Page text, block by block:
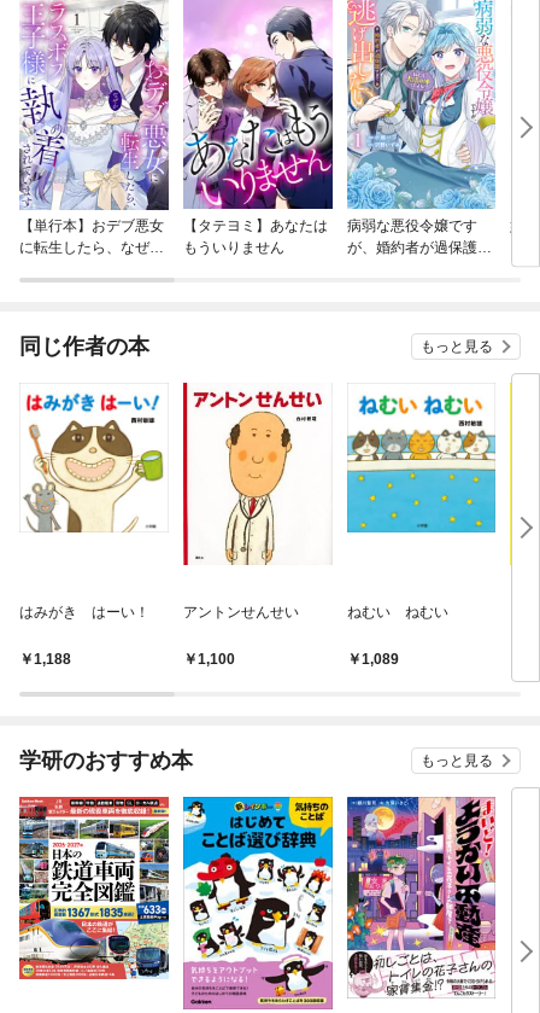
【単行本】おデブ悪女
に転生したら、なぜか
【タテヨミ】あなたは
もういりません
病弱な悪役令嬢です
が、婚約者が過保護す
妹
同じ作者の本 もっと見る
はみがき はーい！
1,188
アントンせんせい
1,100
ねむい ねむい
1,089
学研のおすすめ本 もっと見る